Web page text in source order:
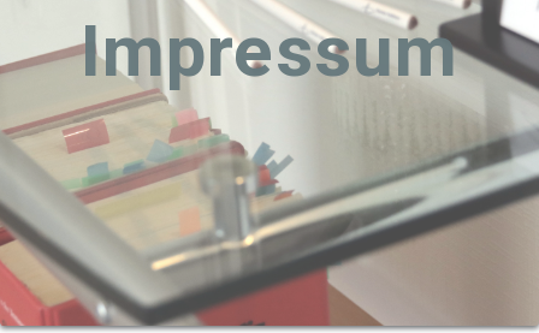
Impressum